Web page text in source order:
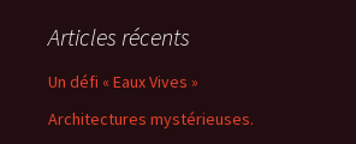
Articles récents
Un défi « Eaux Vives »
Architectures mystérieuses.